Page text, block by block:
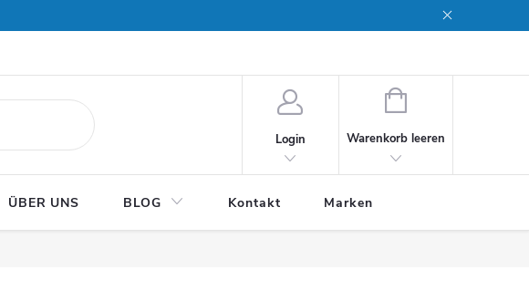
Login
WARENKORB
Warenkorb leeren
ÜBER UNS BLOG Kontakt Marken